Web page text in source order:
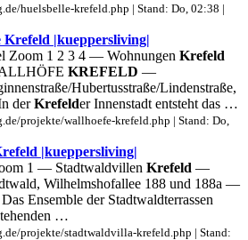
huelsbelle-krefeld.php | Stand: Do, 02:38 |
|kueppersliving|
Zoom 1 2 3 4 — Wohnungen Krefeld
KREFELD —
Hubertusstraße/Lindenstraße,
derKrefelder Innenstadt entsteht das …
projekte/wallhoefe-krefeld.php | Stand: Do,
|kueppersliving|
1 — Stadtwaldvillen Krefeld —
Wilhelmshofallee 188 und 188a —
Ensemble der Stadtwaldterrassen
…
projekte/stadtwaldvilla-krefeld.php | Stand: